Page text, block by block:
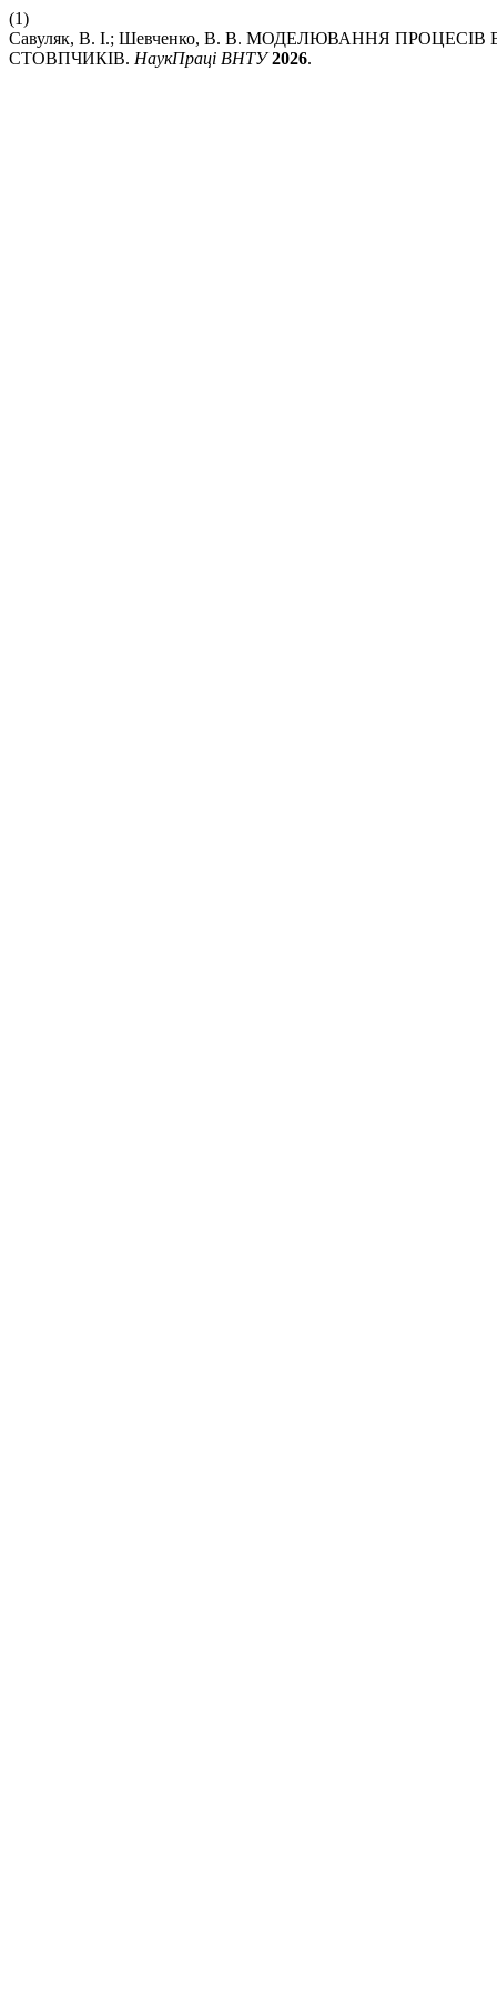
(1)
Савуляк, В. І.; Шевченко, В. В. МОДЕЛЮВАННЯ
СТОВПЧИКІВ. НаукПраці ВНТУ 2026.